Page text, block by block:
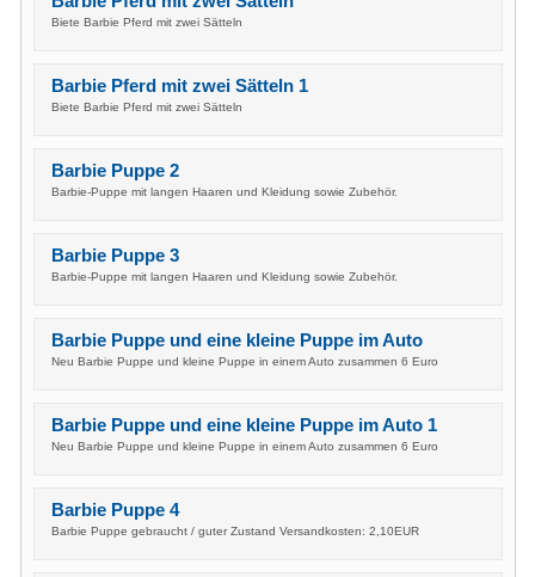
Biete Barbie Pferd mit zwei Sätteln
Barbie Pferd mit zwei Sätteln 1
Biete Barbie Pferd mit zwei Sätteln
Barbie Puppe 2
Barbie-Puppe mit langen Haaren und Kleidung sowie Zubehör.
Barbie Puppe 3
Barbie-Puppe mit langen Haaren und Kleidung sowie Zubehör.
Barbie Puppe und eine kleine Puppe im Auto
Neu Barbie Puppe und kleine Puppe in einem Auto zusammen 6 Euro
Barbie Puppe und eine kleine Puppe im Auto 1
Neu Barbie Puppe und kleine Puppe in einem Auto zusammen 6 Euro
Barbie Puppe 4
Barbie Puppe gebraucht / guter Zustand Versandkosten: 2,10EUR